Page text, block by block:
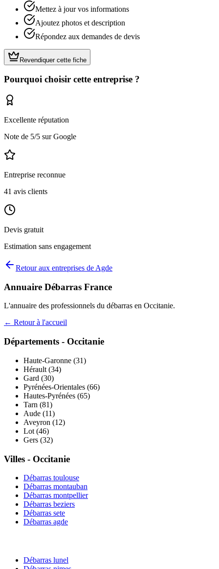
Mettez à jour vos informations
Ajoutez photos et description
Répondez aux demandes de devis
Revendiquer cette fiche
Pourquoi choisir cette entreprise ?
Excellente réputation
Note de 5/5 sur Google
Entreprise reconnue
41 avis clients
Devis gratuit
Estimation sans engagement
Retour aux entreprises de Agde
Annuaire Débarras France
L'annuaire des professionnels du débarras en Occitanie.
← Retour à l'accueil
Départements - Occitanie
Haute-Garonne (31)
Hérault (34)
Gard (30)
Pyrénées-Orientales (66)
Hautes-Pyrénées (65)
Tarn (81)
Aude (11)
Aveyron (12)
Lot (46)
Gers (32)
Villes - Occitanie
Débarras toulouse
Débarras montauban
Débarras montpellier
Débarras beziers
Débarras sete
Débarras agde
Débarras lunel